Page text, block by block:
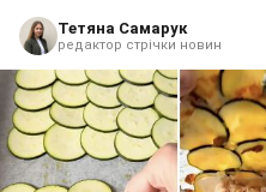
Тетяна Самарук
редактор стрічки новин